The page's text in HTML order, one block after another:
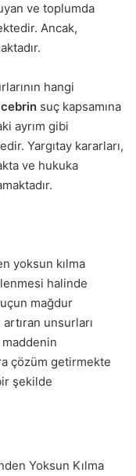
ve toplumda
Ancak,
hangi
suç kapsamına
ayrım gibi
Yargıtay kararları,
ve hukuka
yoksun kılma
halinde
mağdur
unsurları
maddenin
çözüm getirmekte
şekilde
Yoksun Kılma